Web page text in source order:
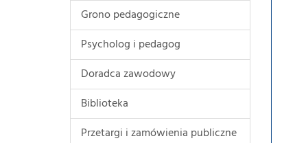
Grono pedagogiczne
Psycholog i pedagog
Doradca zawodowy
Biblioteka
Przetargi i zamówienia publiczne